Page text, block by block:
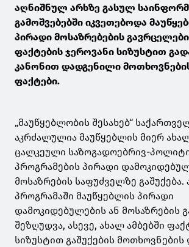
აღნიშნულ არხზე გასულ
გამოშვებებში იკვეთებოდა
პირადი მოსაზრებების
ფაქტების ჯეროვანი სიზუსტით
კანონით დადგენილი
ფაქტები.
„მაუწყებლობის შესახებ“
აკრძალულია მაუწყებლის მიერ
ცალკეული საზოგადოებრივ-
პროგრამების პირადი
მოსაზრების საფუძველზე გაშუქება.
პროგრამაში მაუწყებლის პირადი
დამოკიდებულების ან მოსაზრების
შეზღუდვა, ასევე, ახალ ამბებში
სიზუსტით გაშუქების მოთხოვნების